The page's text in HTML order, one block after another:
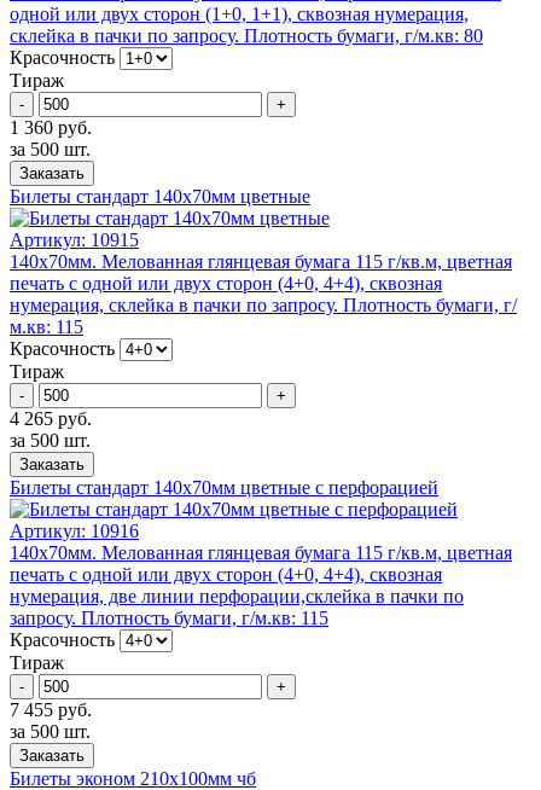
одной или двух сторон (1+0, 1+1), сквозная нумерация,
склейка в пачки по запросу. Плотность бумаги, г/м.кв: 80
Красочность
Тираж
- +
1 360 руб.
за 500 шт.
Заказать
Билеты стандарт 140x70мм цветные
Артикул: 10915
140x70мм. Mелованная глянцевая бумага 115 г/кв.м, цветная
печать с одной или двух сторон (4+0, 4+4), сквозная
нумерация, склейка в пачки по запросу. Плотность бумаги, г/
м.кв: 115
Красочность
Тираж
- +
4 265 руб.
за 500 шт.
Заказать
Билеты стандарт 140x70мм цветные с перфорацией
Артикул: 10916
140x70мм. Mелованная глянцевая бумага 115 г/кв.м, цветная
печать с одной или двух сторон (4+0, 4+4), сквозная
нумерация, две линии перфорации,склейка в пачки по
запросу. Плотность бумаги, г/м.кв: 115
Красочность
Тираж
- +
7 455 руб.
за 500 шт.
Заказать
Билеты эконом 210x100мм чб